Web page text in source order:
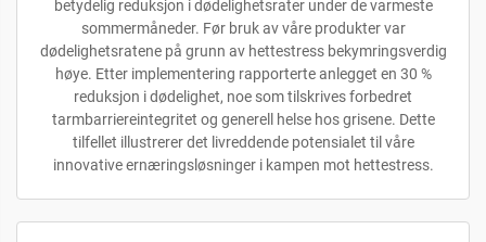
betydelig reduksjon i dødelighetsrater under de varmeste
sommermåneder. Før bruk av våre produkter var
dødelighetsratene på grunn av hettestress bekymringsverdig
høye. Etter implementering rapporterte anlegget en 30 %
reduksjon i dødelighet, noe som tilskrives forbedret
tarmbarriereintegritet og generell helse hos grisene. Dette
tilfellet illustrerer det livreddende potensialet til våre
innovative ernæringsløsninger i kampen mot hettestress.